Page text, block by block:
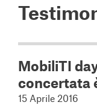
MobiliTI
concertata
15 Aprile 2016